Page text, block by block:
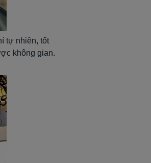
tự nhiên, tốt
không gian.